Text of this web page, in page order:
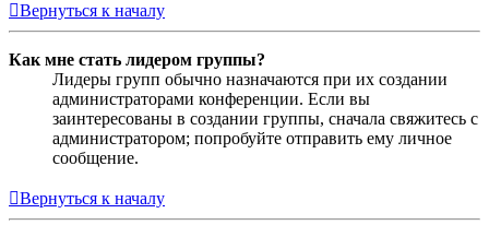
Вернуться к началу
Как мне стать лидером группы?
Лидеры групп обычно назначаются при их создании
администраторами конференции. Если вы
заинтересованы в создании группы, сначала свяжитесь с
администратором; попробуйте отправить ему личное
сообщение.
Вернуться к началу